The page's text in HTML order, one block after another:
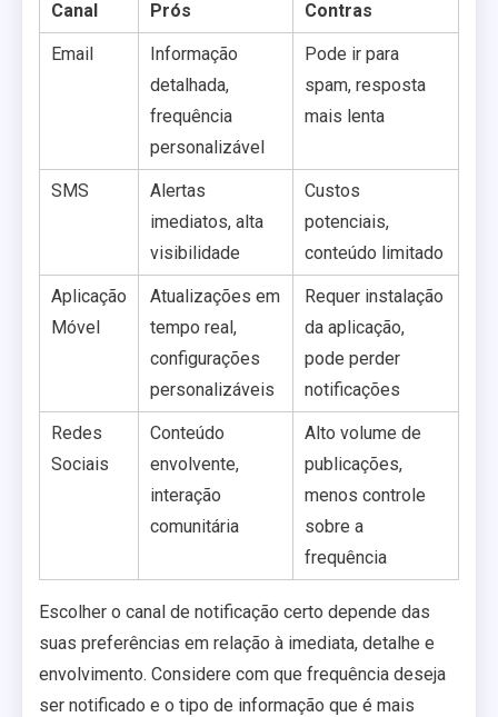
Canal Prós Contras
Email
Informação
detalhada,
frequência
personalizável
Pode ir para
spam, resposta
mais lenta
SMS
Alertas
imediatos, alta
visibilidade
Custos
potenciais,
conteúdo limitado
Aplicação
Móvel
Atualizações em
tempo real,
configurações
personalizáveis
Requer instalação
da aplicação,
pode perder
notificações
Redes
Sociais
Conteúdo
envolvente,
interação
comunitária
Alto volume de
publicações,
menos controle
sobre a
frequência
Escolher o canal de notificação certo depende das
suas preferências em relação à imediata, detalhe e
envolvimento. Considere com que frequência deseja
ser notificado e o tipo de informação que é mais